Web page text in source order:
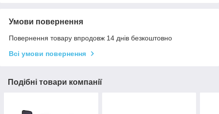
Умови повернення
Повернення товару впродовж 14 днів безкоштовно
Всі умови повернення
Подібні товари компанії